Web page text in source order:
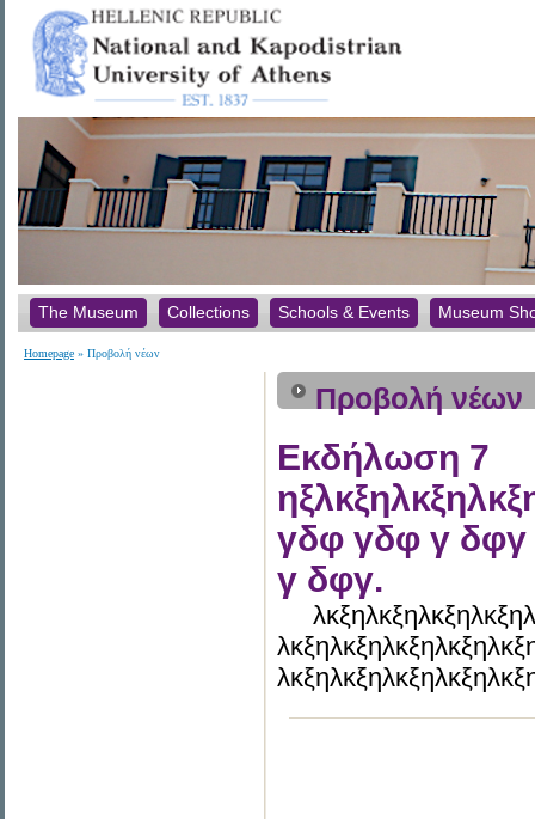
The Museum Collections Schools & Events Museum
Homepage » Προβολή νέων
Προβολή νέων
Εκδήλωση 7
γδφ γδφ γ
γ δφγ.